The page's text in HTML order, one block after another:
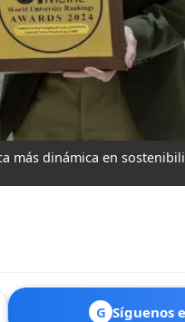
más dinámica en
G Síguenos